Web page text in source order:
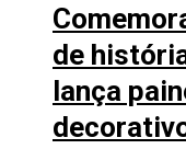
de
lança